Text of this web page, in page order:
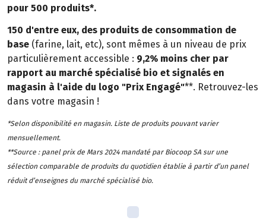
pour 500 produits*.
150 d'entre eux, des produits de consommation de
base (farine, lait, etc), sont mêmes à un niveau de prix
particulièrement accessible : 9,2% moins cher par
rapport au marché spécialisé bio et signalés en
magasin à l'aide du logo "Prix Engagé"**. Retrouvez-les
dans votre magasin !
*Selon disponibilité en magasin. Liste de produits pouvant varier
mensuellement.
**Source : panel prix de Mars 2024 mandaté par Biocoop SA sur une
sélection comparable de produits du quotidien établie à partir d’un panel
réduit d’enseignes du marché spécialisé bio.